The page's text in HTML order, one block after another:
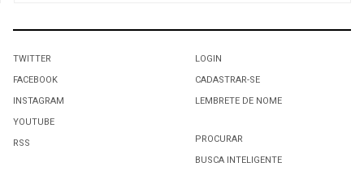
TWITTER
FACEBOOK
INSTAGRAM
YOUTUBE
RSS
LOGIN
CADASTRAR-SE
LEMBRETE DE NOME
PROCURAR
BUSCA INTELIGENTE